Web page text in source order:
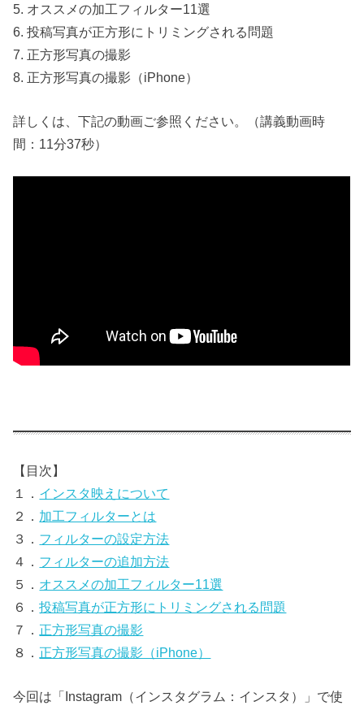
5. オススメの加工フィルター11選
6. 投稿写真が正方形にトリミングされる問題
7. 正方形写真の撮影
8. 正方形写真の撮影（iPhone）
詳しくは、下記の動画ご参照ください。（講義動画時
間：11分37秒）
【目次】
１． インスタ映えについて
２． 加工フィルターとは
３． フィルターの設定方法
４． フィルターの追加方法
５． オススメの加工フィルター11選
６．投稿写真が正方形にトリミングされる問題
７． 正方形写真の撮影
８． 正方形写真の撮影（iPhone）
今回は「Instagram（インスタグラム：インスタ）」で使